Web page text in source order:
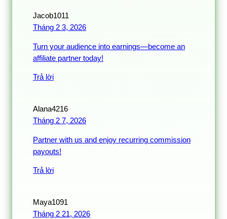
Jacob1011
Tháng 2 3, 2026
Turn your audience into earnings—become an
affiliate partner today!
Trả lời
Alana4216
Tháng 2 7, 2026
Partner with us and enjoy recurring commission
payouts!
Trả lời
Maya1091
Tháng 2 21, 2026